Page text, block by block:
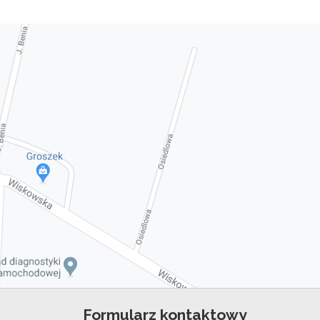
Formularz kontaktowy